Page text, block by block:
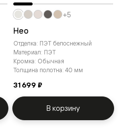
Нео
Отделка: ПЭТ белоснежный
Материал: ПЭТ
Кромка: Обычная
Толщина полотна: 40 мм
31 699 ₽
+5
В корзину